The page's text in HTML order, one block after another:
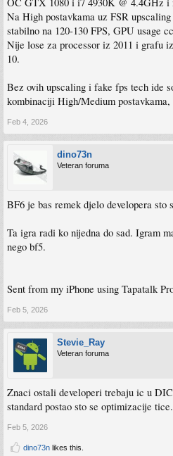
Na High postavkama uz FSR
stabilno na 120-130 FPS, GPU usage
Nije lose za processor iz 2011 i grafu
10.
Bez ovih upscaling i fake fps tech ide
kombinaciji High/Medium postavkama,
Feb 4, 2026
dino73n
Veteran foruma
BF6 je bas remek djelo developera sto
Ta igra radi ko nijedna do sad. Igram
nego bf5.
Sent from my iPhone using Tapatalk
Feb 5, 2026
Stevie_Ray
Veteran foruma
Znaci ostali developeri trebaju ic u
standard postao sto se optimizacije tice.
Feb 5, 2026
dino73n likes this.